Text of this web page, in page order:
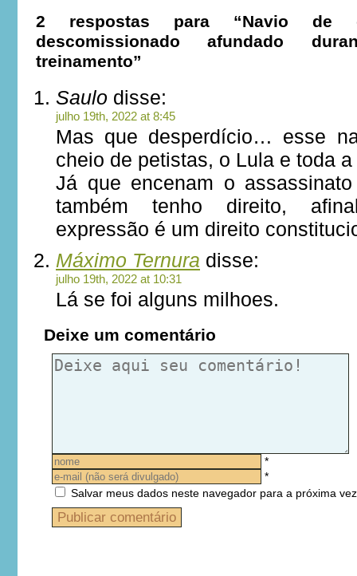
2 respostas para “Navio de
descomissionado afundado
treinamento”
Saulo disse:
julho 19th, 2022 at 8:45
Mas que desperdício… esse
cheio de petistas, o Lula e toda
Já que encenam o
também tenho direito,
expressão é um direito
Máximo Ternura disse:
julho 19th, 2022 at 10:31
Lá se foi alguns milhoes.
Deixe um comentário
*
*
Salvar meus dados neste navegador para a próxima